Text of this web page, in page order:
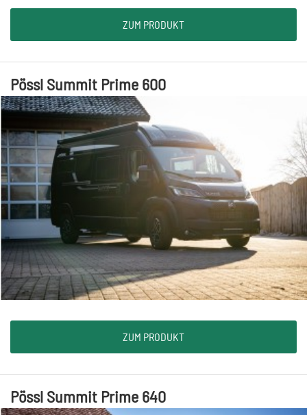
ZUM PRODUKT
Pössl Summit Prime 600
ZUM PRODUKT
Pössl Summit Prime 640